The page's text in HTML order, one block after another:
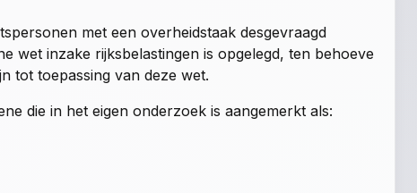
met een overheidstaak desgevraagd
wet inzake rijksbelastingen is opgelegd, ten behoeve
tot toepassing van deze wet.
die in het eigen onderzoek is aangemerkt als: